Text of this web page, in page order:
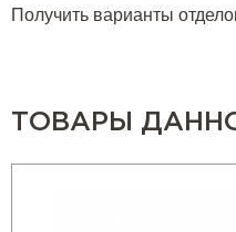
Получить варианты
ТОВАРЫ